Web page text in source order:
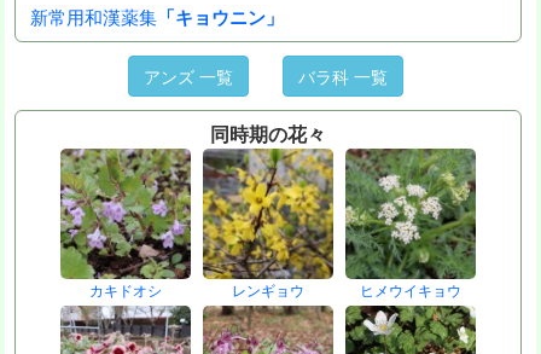
新常用和漢薬集 「キョウニン」
アンズ 一覧 バラ科 一覧
同時期の花々
カキドオシ レンギョウ ヒメウイキョウ